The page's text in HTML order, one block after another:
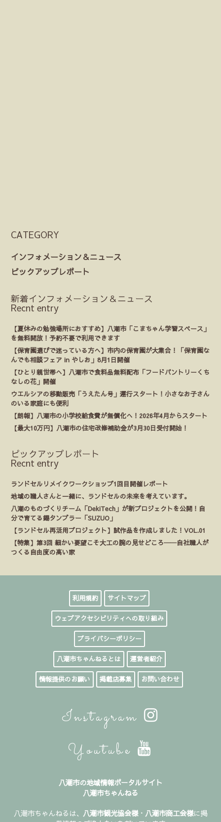
CATEGORY
インフォメーション＆ニュース
ピックアップレポート
新着インフォメーション＆ニュース
Recnt entry
【夏休みの勉強場所におすすめ】八潮市「こまちゃん学習スペース」
を無料開放！予約不要で利用できます
【保育園選びで迷っている方へ】市内の保育園が大集合！「保育園な
んでも相談フェア in やしお」8月1日開催
【ひとり親世帯へ】八潮市で食料品無料配布「フードパントリーくち
なしの花」開催
ウエルシアの移動販売「うえたん号」運行スタート！小さなお子さん
のいる家庭にも便利
【朗報】八潮市の小学校給食費が無償化へ！2026年4月からスタート
【最大10万円】八潮市の住宅改修補助金が3月30日受付開始！
ピックアップレポート
Recnt entry
ランドセルリメイクワークショップ1回目開催レポート
地域の職人さんと一緒に、ランドセルの未来を考えています。
八潮のものづくりチーム「DekiTech」が新プロジェクトを公開！自
分で育てる錫タンブラー「SUZUO」
【ランドセル再活用プロジェクト】試作品を作成しました！VOL.01
【特集】第3回 細かい要望こそ大工の腕の見せどころ──自社職人が
つくる自由度の高い家
利用規約 サイトマップ
ウェブアクセシビリティへの取り組み
プライバシーポリシー
八潮市ちゃんねるとは 運営者紹介
情報提供のお願い 掲載店募集 お問い合わせ
Instagram
Youtube
八潮市の地域情報ポータルサイト
八潮市ちゃんねる
八潮市ちゃんねるは、 八潮市観光協会様・ 八潮市商工会様に掲